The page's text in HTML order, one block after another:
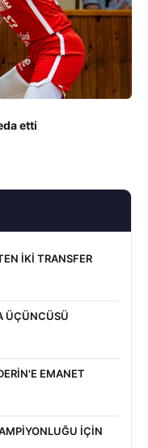
etti
İKİ TRANSFER
ÜÇÜNCÜSÜ
EMANET
İÇİN